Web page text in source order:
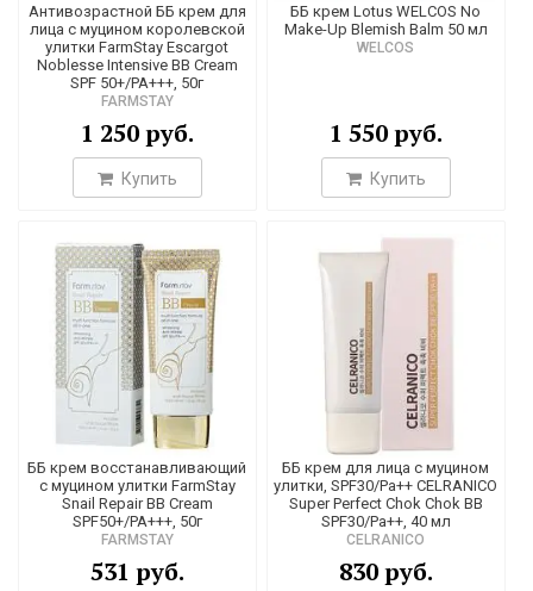
House, BAVIPHAT (URBAN DOLLKISS) и ряда других. Мы
предлагаем такжеяпонские и корейские средства по уходу за
теломразличного действия.
Оформить заказ на корейский ББ крем или СС крем можно по
производится в Москве, СПб по всем городам России.
Антивозрастной ББ крем для
лица с муцином королевской
улитки FarmStay Escargot
Noblesse Intensive BB Cream
SPF 50+/PA+++, 50г
FARMSTAY
1 250 руб.
Купить
ББ крем Lotus WELCOS No
Make-Up Blemish Balm 50 мл
WELCOS
1 550 руб.
Купить
ББ крем восстанавливающий
с муцином улитки FarmStay
Snail Repair BB Cream
SPF50+/PA+++, 50г
FARMSTAY
531 руб.
ББ крем для лица с муцином
улитки, SPF30/Pa++ CELRANICO
Super Perfect Chok Chok BB
SPF30/Pa++, 40 мл
CELRANICO
830 руб.